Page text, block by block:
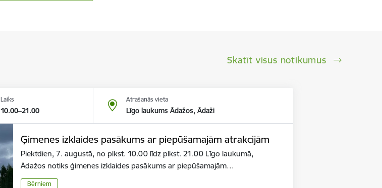
Skatīt visus notikumus
Laiks
10.00–21.00
Atrašanās vieta
Līgo laukums Ādažos, Ādaži
Ģimenes izklaides pasākums ar piepūšamajām atrakcijām
Piektdien, 7. augustā, no plkst. 10.00 līdz plkst. 21.00 Līgo laukumā,
Ādažos notiks ģimenes izklaides pasākums ar piepūšamajām…
Bērniem